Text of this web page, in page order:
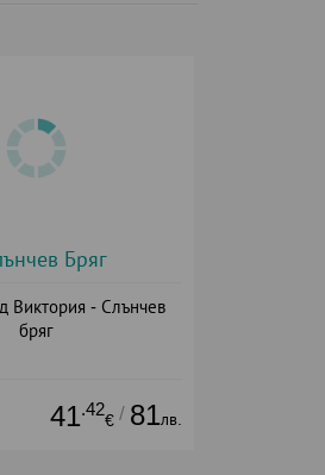
Бряг
Виктория - Слънчев
бряг
41.42
€ / 81лв.